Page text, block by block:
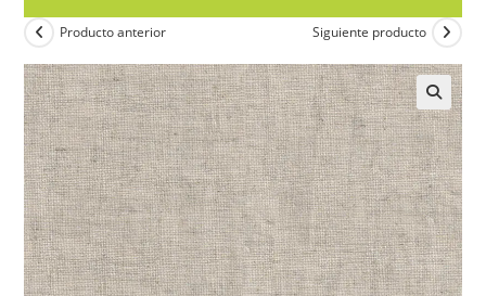
Producto anterior Siguiente producto
🔍